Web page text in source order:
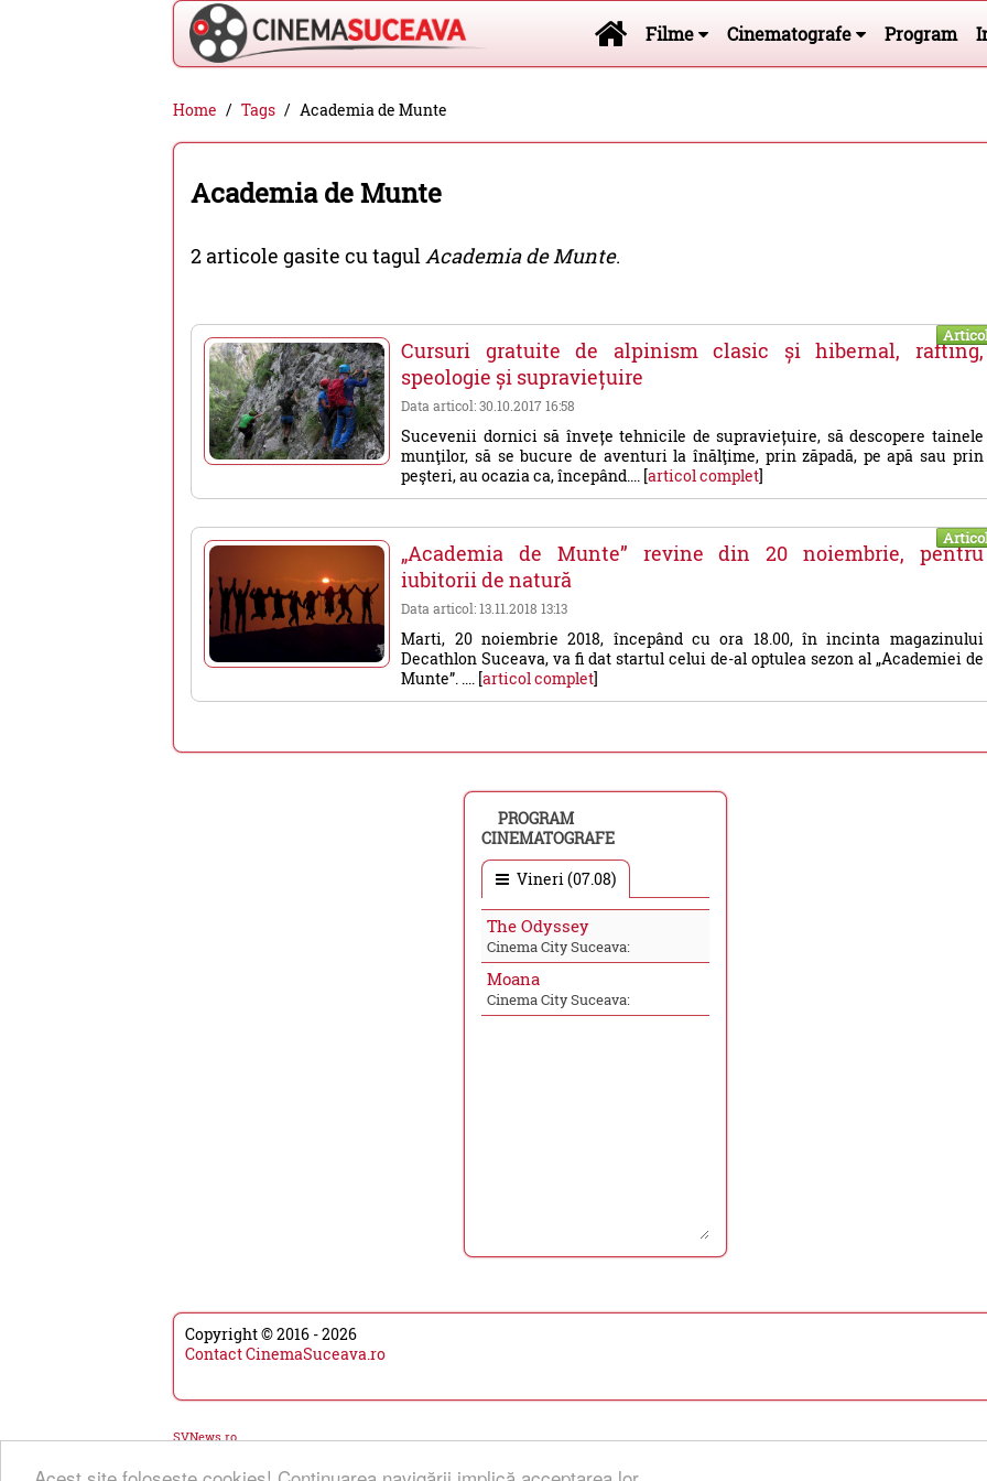
Cinema
Suceava
filme
cinema,
evenimente
din
Suceava
Filme Cinematografe Program
Home Tags Academia de Munte
Academia de Munte
2 articole gasite cu tagulAcademia de Munte.
Cursuri gratuite de alpinism clasic și hibernal, rafting,
speologie și supraviețuire
Data articol: 30.10.2017 16:58
Sucevenii dornici să învețe tehnicile de supraviețuire, să descopere tainele
munţilor, să se bucure de aventuri la înălţime, prin zăpadă, pe apă sau prin
peşteri, au ocazia ca, începând.... [articol complet]
„Academia de Munte” revine din 20 noiembrie, pentru
iubitorii de natură
Data articol: 13.11.2018 13:13
Marti, 20 noiembrie 2018, începând cu ora 18.00, în incinta magazinului
Decathlon Suceava, va fi dat startul celui de-al optulea sezon al „Academiei de
Munte”. .... [articol complet]
PROGRAM
CINEMATOGRAFE
Vineri (07.08)
The Odyssey
Cinema City Suceava:
Moana
Cinema City Suceava:
Copyright © 2016 - 2026
Contact CinemaSuceava.ro
SVNews.ro